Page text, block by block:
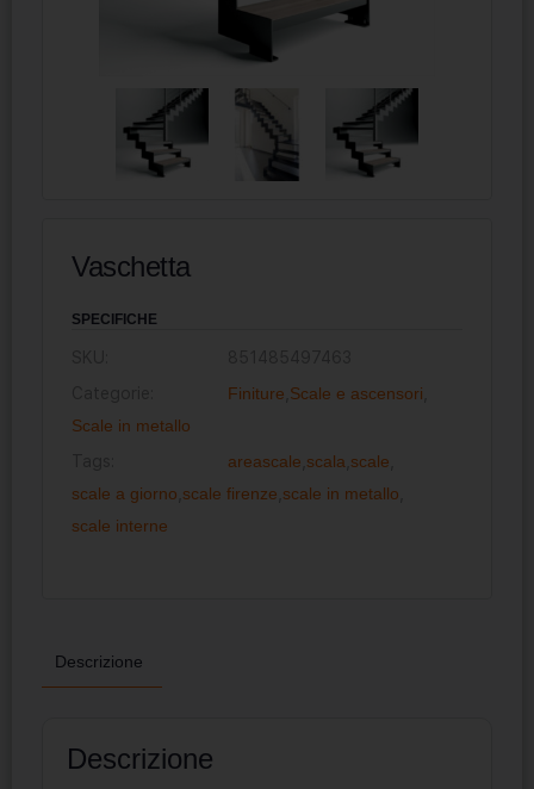
Vaschetta
SPECIFICHE
Finiture Scale e ascensori
Scale in metallo
areascale scala scale
scale a giorno scale firenze scale in metallo
scale interne
Descrizione
Descrizione